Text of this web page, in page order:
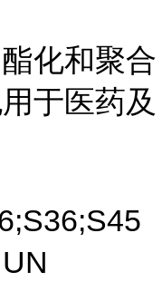
化和聚合
于医药及